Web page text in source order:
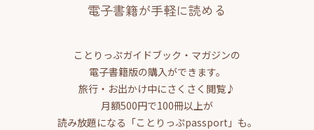
電子書籍が手軽に読める
ことりっぷガイドブック・マガジンの
電子書籍版の購入ができます。
旅行・お出かけ中にさくさく閲覧♪
月額500円で100冊以上が
読み放題になる「ことりっぷpassport」も。